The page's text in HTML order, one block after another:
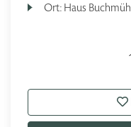
Ort: Haus